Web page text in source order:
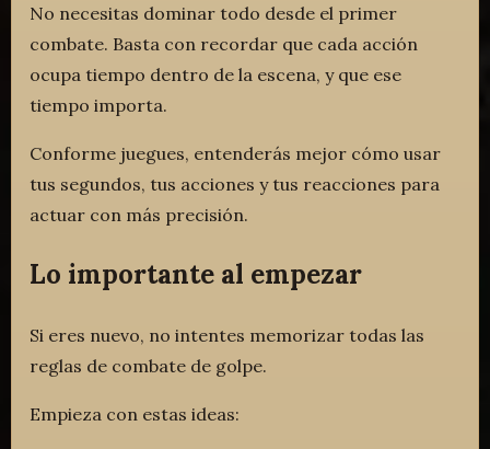
No necesitas dominar todo desde el primer
combate. Basta con recordar que cada acción
ocupa tiempo dentro de la escena, y que ese
tiempo importa.
Conforme juegues, entenderás mejor cómo usar
tus segundos, tus acciones y tus reacciones para
actuar con más precisión.
Lo importante al empezar
Si eres nuevo, no intentes memorizar todas las
reglas de combate de golpe.
Empieza con estas ideas: